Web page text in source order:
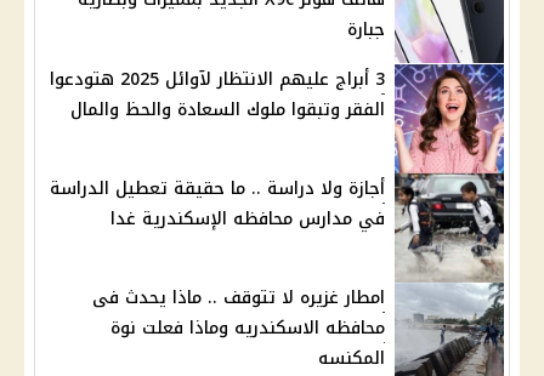
جبارة
3 أبراج عليهم الانتظار لآوائل 2025 هتودعوا
الفقر وتبقوا ملوك السعادة والحظ والمال
أجازة ولا دراسة .. ما حقيقة تعطيل الدراسة
في مدارس محافظه الإسكندرية غدا
امطار غزيره لا تتوقف .. ماذا يحدث فى
محافظه الاسكندريه وماذا فعلت نوة
المكنسه